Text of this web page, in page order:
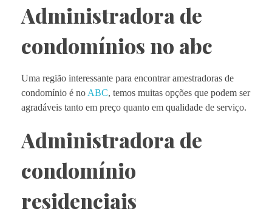
Administradora de
condomínios no abc
Uma região interessante para encontrar amestradoras de
condomínio é no ABC, temos muitas opções que podem ser
agradáveis tanto em preço quanto em qualidade de serviço.
Administradora de
condomínio
residenciais